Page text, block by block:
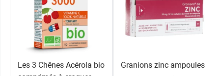
Les 3 Chênes Acérola bio
Granions zinc ampoules